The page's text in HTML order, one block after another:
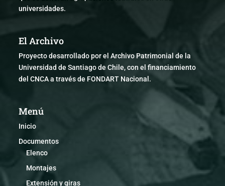
universidades.
El Archivo
Proyecto desarrollado por el Archivo Patrimonial de la
Universidad de Santiago de Chile, con el financiamiento
del CNCA a través de FONDART Nacional.
Menú
Inicio
Documentos
Elenco
Montajes
Extensión y giras